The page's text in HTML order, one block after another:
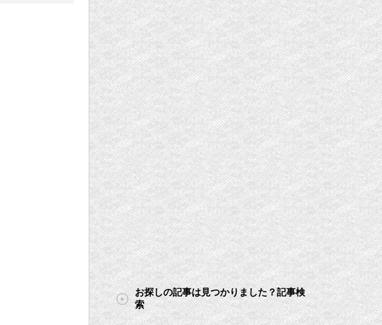
お探しの記事は見つかりました？記事検
索